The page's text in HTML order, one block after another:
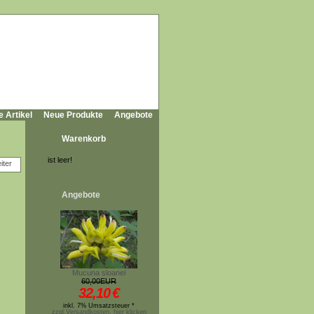
Artikel Neue Produkte Angebote
Warenkorb
ist leer!
Angebote
Mucuna sloanei
60,00EUR
32,10€
inkl. 7% Umsatzsteuer *
zzgl.Versandkosten, hier klicken